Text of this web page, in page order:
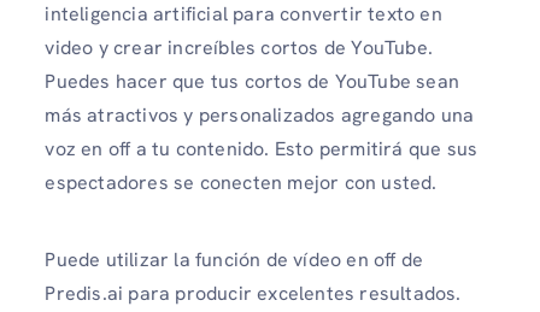
inteligencia artificial para convertir texto en
video y crear increíbles cortos de YouTube.
Puedes hacer que tus cortos de YouTube sean
más atractivos y personalizados agregando una
voz en off a tu contenido. Esto permitirá que sus
espectadores se conecten mejor con usted.
Puede utilizar la función de vídeo en off de
Predis.ai para producir excelentes resultados.